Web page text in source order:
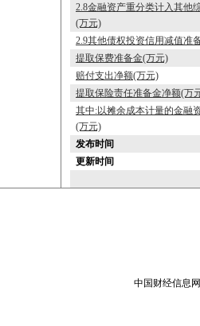
2.8金融资产重分类计入其他
(万元)
2.9其他债权投资信用减值准
提取保费准备金(万元)
赔付支出净额(万元)
提取保险责任准备金净额(万
其中:以摊余成本计量的金融
(万元)
发布时间
更新时间
中国财经信息